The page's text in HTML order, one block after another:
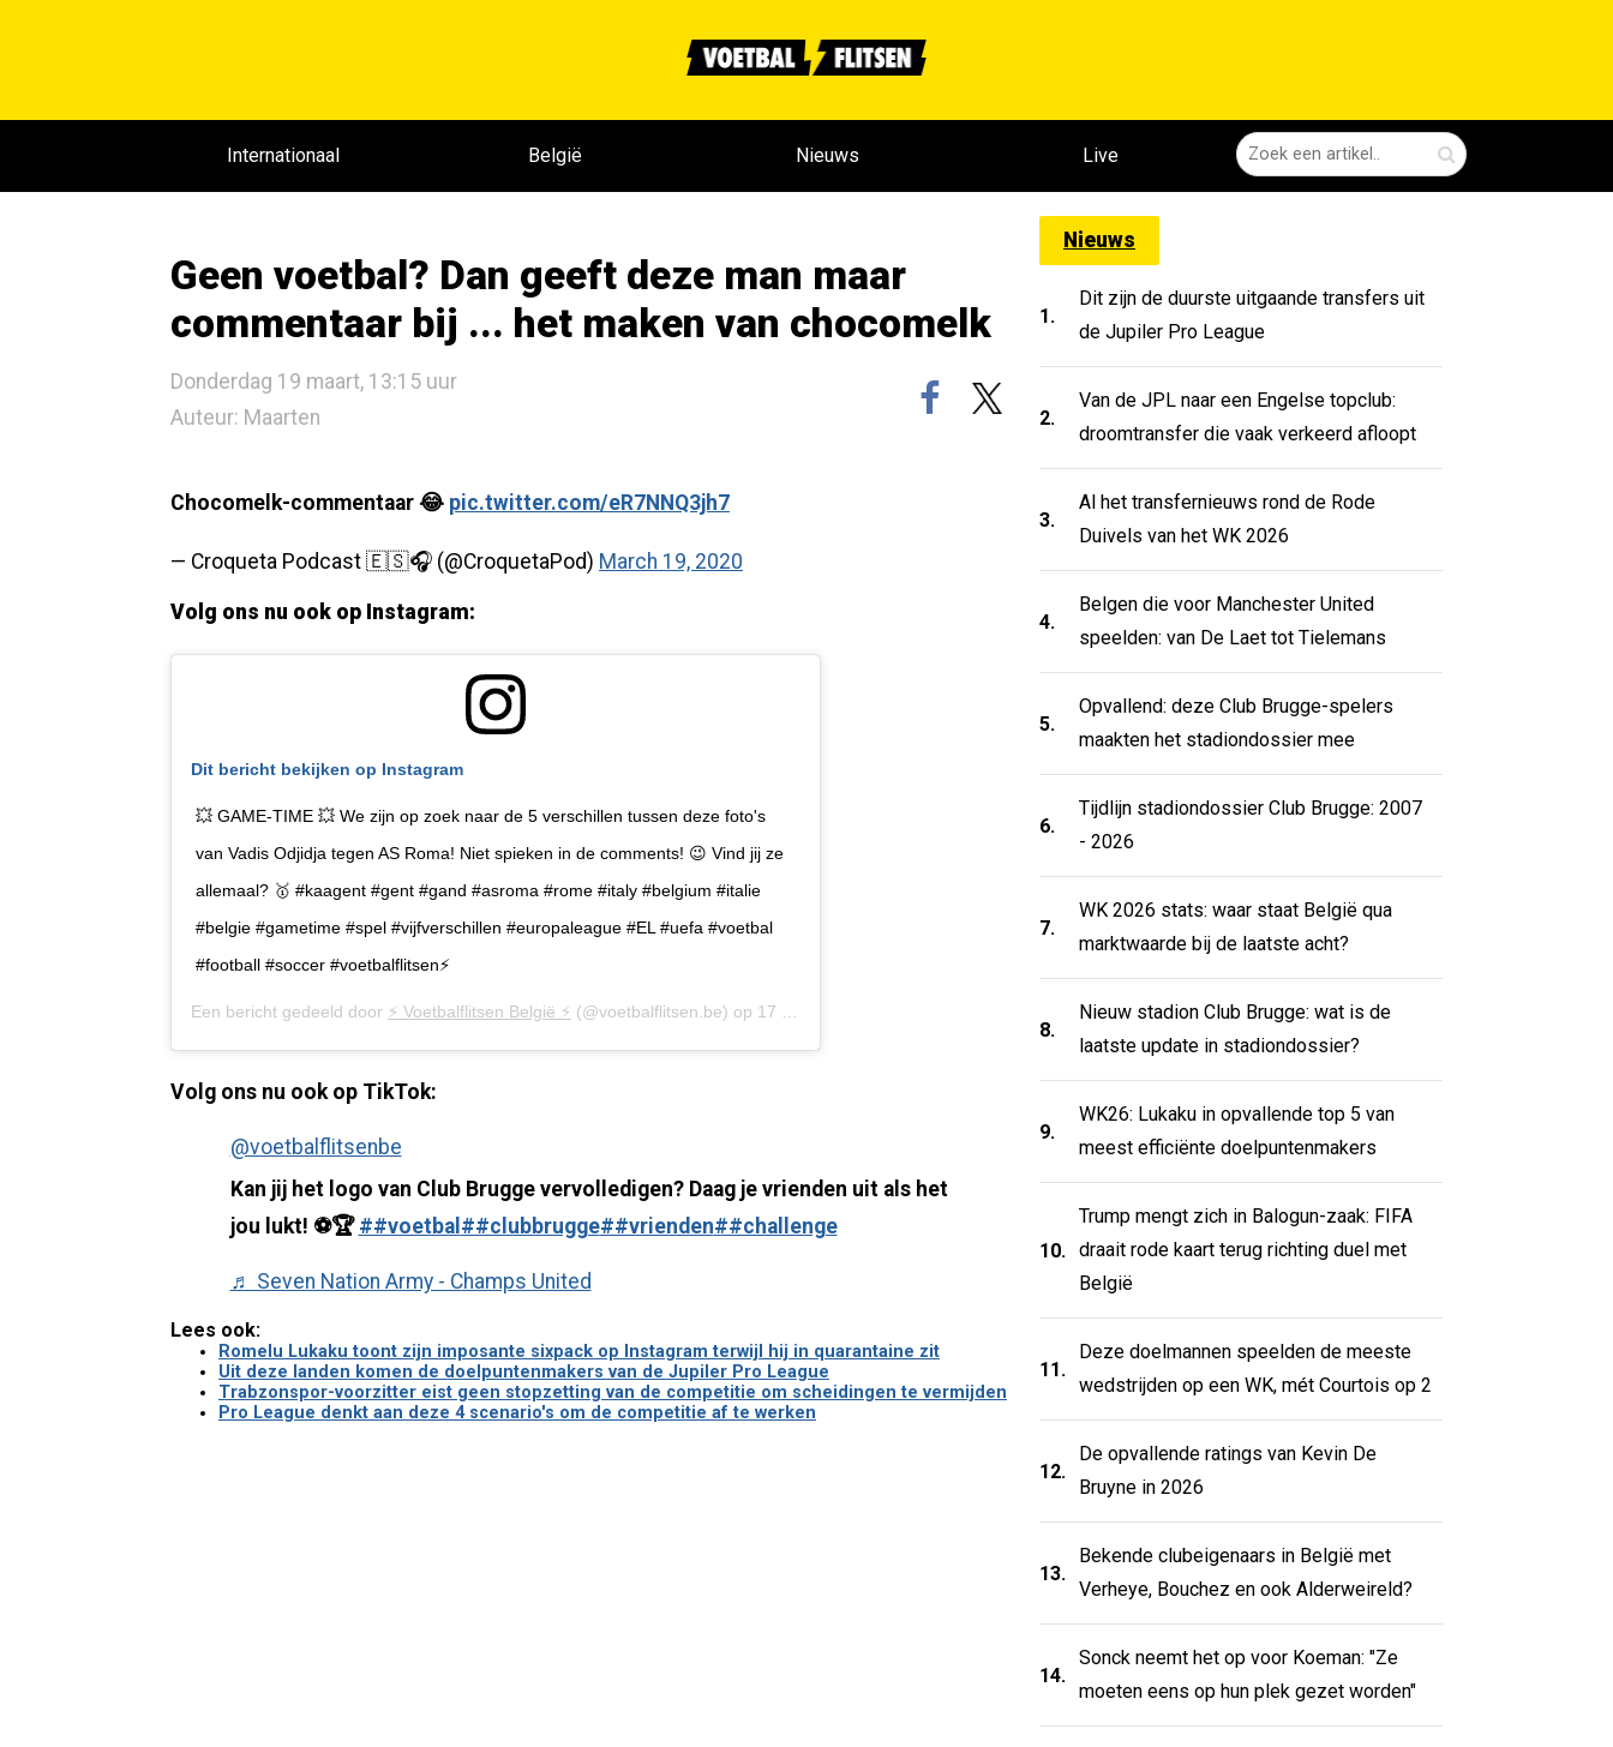
Internationaal België Nieuws Live
Geen voetbal? Dan geeft deze man maar
commentaar bij ... het maken van chocomelk
Donderdag 19 maart, 13:15 uur
Auteur: Maarten
Chocomelk-commentaar 😂 pic.twitter.com/eR7NNQ3jh7
— Croqueta Podcast 🇪🇸🎧 (@CroquetaPod) March 19, 2020
Volg ons nu ook op Instagram:
Dit bericht bekijken op Instagram
💥 GAME-TIME 💥 We zijn op zoek naar de 5 verschillen tussen deze foto's
van Vadis Odjidja tegen AS Roma! Niet spieken in de comments! 😉 Vind jij ze
allemaal? 🥇 #kaagent #gent #gand #asroma #rome #italy #belgium #italie
#belgie #gametime #spel #vijfverschillen #europaleague #EL #uefa #voetbal
#football #soccer #voetbalflitsen⚡️
Een bericht gedeeld door ⚡️ Voetbalflitsen België ⚡️ (@voetbalflitsen.be) op 17 Mrt 2020 om 2:22 (PDT)
Volg ons nu ook op TikTok:
@voetbalflitsenbe
Kan jij het logo van Club Brugge vervolledigen? Daag je vrienden uit als het
jou lukt! ⚽️🏆 ##voetbal ##clubbrugge##vrienden##challenge
♬ Seven Nation Army - Champs United
Lees ook:
Romelu Lukaku toont zijn imposante sixpack op Instagram terwijl hij in quarantaine zit
Uit deze landen komen de doelpuntenmakers van de Jupiler Pro League
Trabzonspor-voorzitter eist geen stopzetting van de competitie om scheidingen te vermijden
Pro League denkt aan deze 4 scenario's om de competitie af te werken
Nieuws
1.
Dit zijn de duurste uitgaande transfers uit
de Jupiler Pro League
2.
Van de JPL naar een Engelse topclub:
droomtransfer die vaak verkeerd afloopt
3.
Al het transfernieuws rond de Rode
Duivels van het WK 2026
4.
Belgen die voor Manchester United
speelden: van De Laet tot Tielemans
5.
Opvallend: deze Club Brugge-spelers
maakten het stadiondossier mee
6.
Tijdlijn stadiondossier Club Brugge: 2007
- 2026
7.
WK 2026 stats: waar staat België qua
marktwaarde bij de laatste acht?
8.
Nieuw stadion Club Brugge: wat is de
laatste update in stadiondossier?
9.
WK26: Lukaku in opvallende top 5 van
meest efficiënte doelpuntenmakers
10.
Trump mengt zich in Balogun-zaak: FIFA
draait rode kaart terug richting duel met
België
11.
Deze doelmannen speelden de meeste
wedstrijden op een WK, mét Courtois op 2
12.
De opvallende ratings van Kevin De
Bruyne in 2026
13.
Bekende clubeigenaars in België met
Verheye, Bouchez en ook Alderweireld?
14.
Sonck neemt het op voor Koeman: "Ze
moeten eens op hun plek gezet worden"